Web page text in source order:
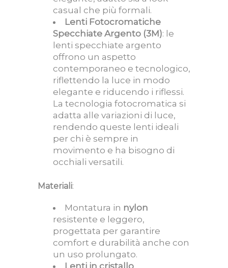
casual che più formali.
Lenti Fotocromatiche
Specchiate Argento (3M): le
lenti specchiate argento
offrono un aspetto
contemporaneo e tecnologico,
riflettendo la luce in modo
elegante e riducendo i riflessi.
La tecnologia fotocromatica si
adatta alle variazioni di luce,
rendendo queste lenti ideali
per chi è sempre in
movimento e ha bisogno di
occhiali versatili.
Materiali:
Montatura in nylon
resistente e leggero,
progettata per garantire
comfort e durabilità anche con
un uso prolungato.
Lenti in cristallo